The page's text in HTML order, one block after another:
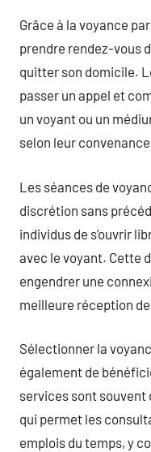
Grâce à la voyance
prendre rendez-vous
quitter son domicile.
passer un appel et
un voyant ou un
selon leur
Les séances de
discrétion sans
individus de s’ouvrir
avec le voyant. Cette
engendrer une
meilleure réception
Sélectionner la
également de
services sont
qui permet les
emplois du temps, y